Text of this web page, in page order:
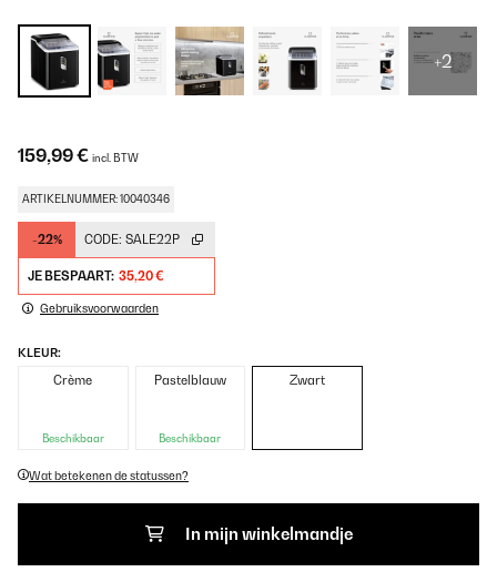
+2
159,99 € incl. BTW
ARTIKELNUMMER: 10040346
-22% CODE: SALE22P
JE BESPAART: 35,20 €
Gebruiksvoorwaarden
KLEUR:
Crème
Beschikbaar
Pastelblauw
Beschikbaar
Zwart
Wat betekenen de statussen?
In mijn winkelmandje